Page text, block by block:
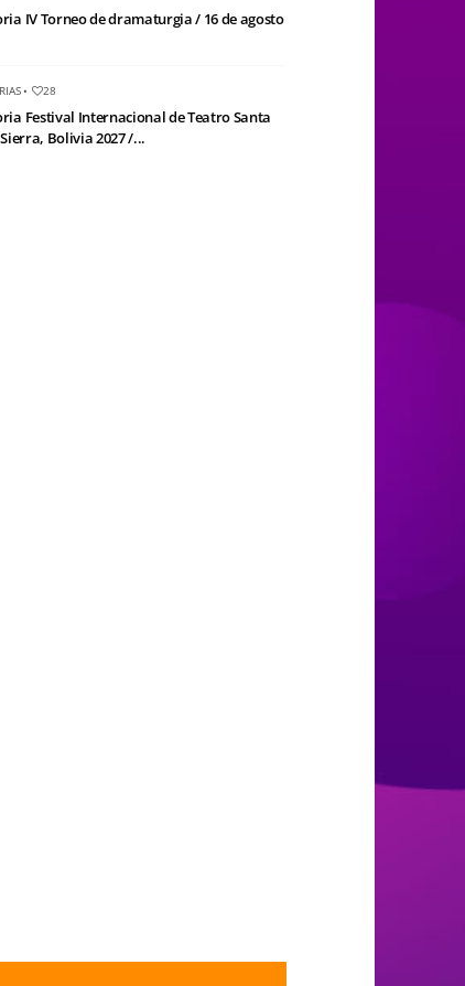
IV Torneo de dramaturgia / 16 de agosto
• 28
Festival Internacional de Teatro Santa
Bolivia 2027 /...